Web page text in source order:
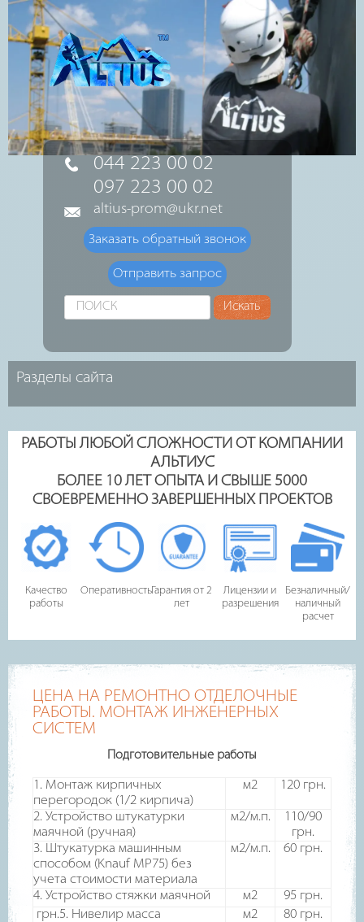
044 223 00 02
097 223 00 02
altius-prom@ukr.net
Заказать обратный звонок
Отправить запрос
Искать... Искать
РАБОТЫ ЛЮБОЙ СЛОЖНОСТИ ОТ КОМПАНИИ
АЛЬТИУС
БОЛЕЕ 10 ЛЕТ ОПЫТА И СВЫШЕ 5000
СВОЕВРЕМЕННО ЗАВЕРШЕННЫХ ПРОЕКТОВ
Качество
работы
ОперативностьГарантия от 2
лет
Лицензии и
разрешения
Безналичный/
наличный
расчет
ЦЕНА НА РЕМОНТНО ОТДЕЛОЧНЫЕ
РАБОТЫ. МОНТАЖ ИНЖЕНЕРНЫХ
СИСТЕМ
Подготовительные работы
1. Монтаж кирпичных
перегородок (1/2 кирпича)
м2 120 грн.
2. Устройство штукатурки
маячной (ручная)
м2/м.п.
110/90
грн.
3. Штукатурка машинным
способом (Knauf MP75) без
учета стоимости материала
м2/м.п. 60 грн.
4. Устройство стяжки маячной м2 95 грн.
грн.5. Нивелир масса м2 80 грн.